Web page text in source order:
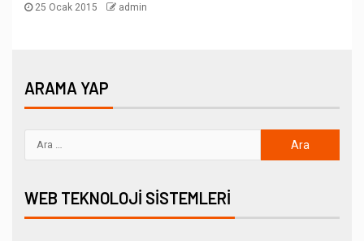
25 Ocak 2015 admin
ARAMA YAP
WEB TEKNOLOJI SISTEMLERI